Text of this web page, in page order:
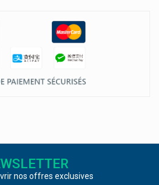
nos offres exclusives